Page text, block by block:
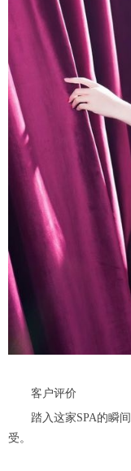
客户评价
踏入这家SPA的瞬间
受。